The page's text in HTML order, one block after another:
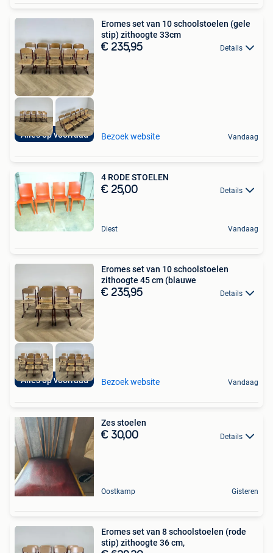
Alles op voorraad
Eromes set van 10 schoolstoelen (gele
stip) zithoogte 33cm
€ 235,95 Details
Bezoek website Vandaag
4 RODE STOELEN
€ 25,00 Details
Diest Vandaag
Alles op voorraad
Eromes set van 10 schoolstoelen
zithoogte 45 cm (blauwe
€ 235,95 Details
Bezoek website Vandaag
Zes stoelen
€ 30,00 Details
Oostkamp Gisteren
Eromes set van 8 schoolstoelen (rode
stip) zithoogte 36 cm,